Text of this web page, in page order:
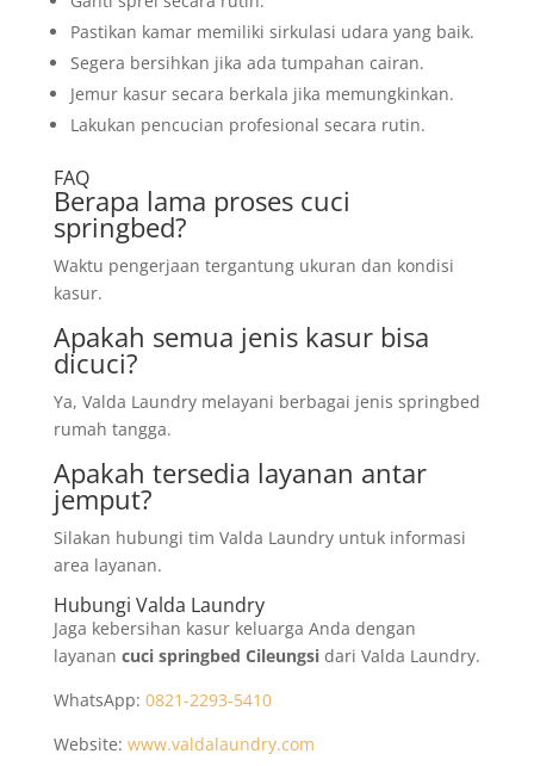
Pastikan kamar memiliki sirkulasi udara yang baik.
Segera bersihkan jika ada tumpahan cairan.
Jemur kasur secara berkala jika memungkinkan.
Lakukan pencucian profesional secara rutin.
FAQ
Berapa lama proses cuci
springbed?
Waktu pengerjaan tergantung ukuran dan kondisi
kasur.
Apakah semua jenis kasur bisa
dicuci?
Ya, Valda Laundry melayani berbagai jenis springbed
rumah tangga.
Apakah tersedia layanan antar
jemput?
Silakan hubungi tim Valda Laundry untuk informasi
area layanan.
Hubungi Valda Laundry
Jaga kebersihan kasur keluarga Anda dengan
layanan cuci springbed Cileungsidari Valda Laundry.
WhatsApp: 0821-2293-5410
Website: www.valdalaundry.com